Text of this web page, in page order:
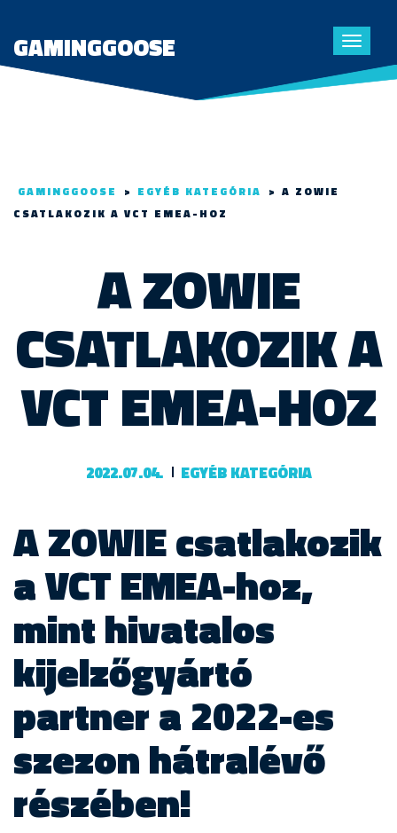
Toggle
GAMINGGOOSE
GAMINGGOOSE > EGYÉB KATEGÓRIA > A ZOWIE
CSATLAKOZIK A VCT EMEA-HOZ
A ZOWIE
CSATLAKOZIK A
VCT EMEA-HOZ
2022.07.04. EGYÉB KATEGÓRIA
A ZOWIE csatlakozik
a VCT EMEA-hoz,
mint hivatalos
kijelzőgyártó
partner a 2022-es
szezon hátralévő
részében!